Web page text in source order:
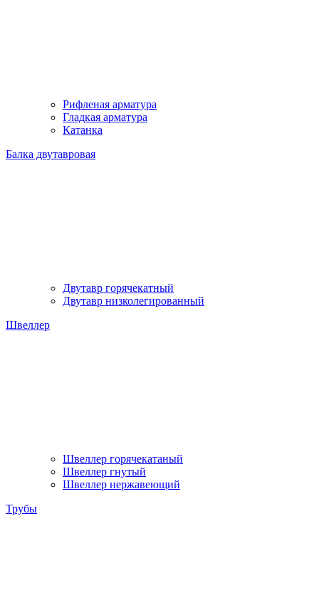
Рифленая арматура
Гладкая арматура
Катанка
Балка двутавровая
Двутавр горячекатный
Двутавр низколегированный
Швеллер
Швеллер горячекатаный
Швеллер гнутый
Швеллер нержавеющий
Трубы